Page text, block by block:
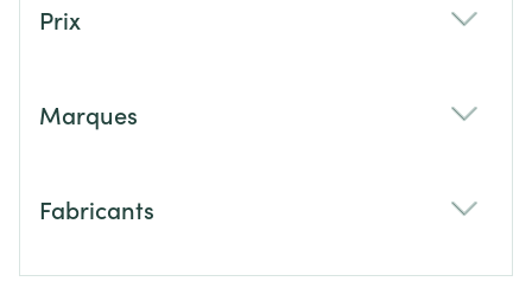
Prix
Marques
Fabricants